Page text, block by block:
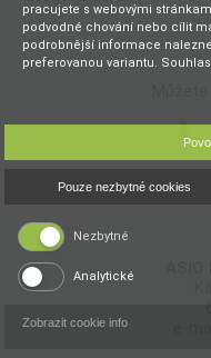
pracujete s webovými
podvodné chování nebo cílit
podrobnější informace
preferovanou variantu.
Pouze nezbytné cookies
Nezbytné
Analytické
Zobrazit cookie info